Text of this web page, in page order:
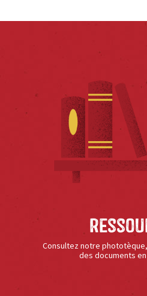
Consultez notre
des documents